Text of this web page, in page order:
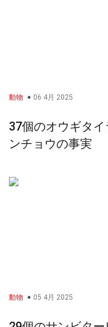
動物 06 4月 2025
37個のオウギタイ
ンチョウの事実
動物 05 4月 2025